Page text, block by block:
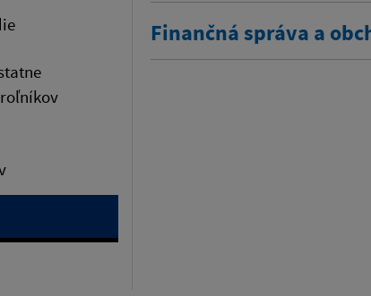
Finančná správa a